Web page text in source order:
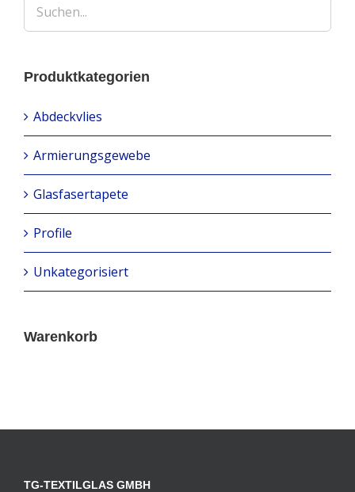
Produktkategorien
Abdeckvlies
Armierungsgewebe
Glasfasertapete
Profile
Unkategorisiert
Warenkorb
TG-TEXTILGLAS GMBH